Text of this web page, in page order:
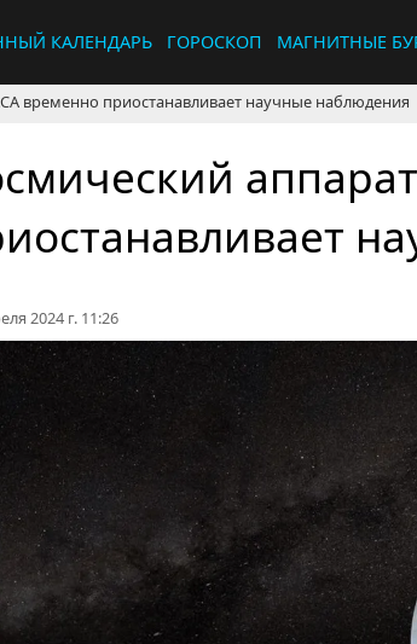
КАЛЕНДАРЬ ГОРОСКОП МАГНИТНЫЕ
временно приостанавливает научные наблюдения
2024 г. 11:26